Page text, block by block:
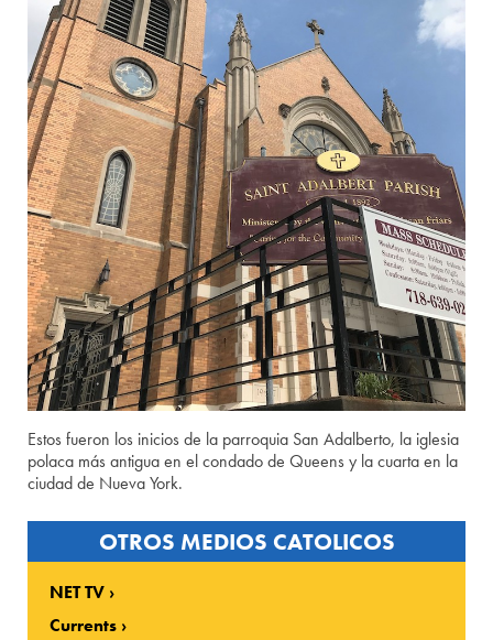
Estos fueron los inicios de la parroquia San Adalberto, la iglesia
polaca más antigua en el condado de Queens y la cuarta en la
ciudad de Nueva York.
OTROS MEDIOS CATOLICOS
NET TV
Currents